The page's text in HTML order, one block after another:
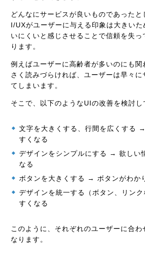
どんなにサービスが良いものであったと
I/UXがユーザーに与える印象は大きいた
いにくいと感じさせることで信頼を失っ
ります。
例えばユーザーに高齢者が多いのにも関
さく読みづらければ、ユーザーは早々に
てしまいます。
そこで、以下のようなUIの改善を検討し
文字を大きくする、行間を広くする
すくなる
デザインをシンプルにする → 欲しい
なる
ボタンを大きくする → ボタンがわか
デザインを統一する（ボタン、リン
すくなる
このように、それぞれのユーザーに合わ
なります。